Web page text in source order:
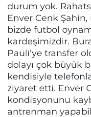
durum yok.
Enver Cenk Şahin,
bizde futbol
kardeşimizdir.
Pauli'ye transfer
dolayı çok büyük
kendisiyle
ziyaret etti. Enver
kondisyonunu
antrenman